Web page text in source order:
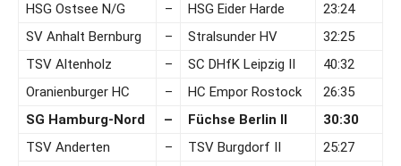
HSG Ostsee N/G – HSG Eider Harde
23:24
SV Anhalt Bernburg
– Stralsunder HV
32:25
TSV Altenholz
– SC DHfK Leipzig II
40:32
Oranienburger HC
– HC Empor Rostock
26:35
SG Hamburg-Nord
– Füchse Berlin II
30:30
TSV Anderten
– TSV Burgdorf II
25:27